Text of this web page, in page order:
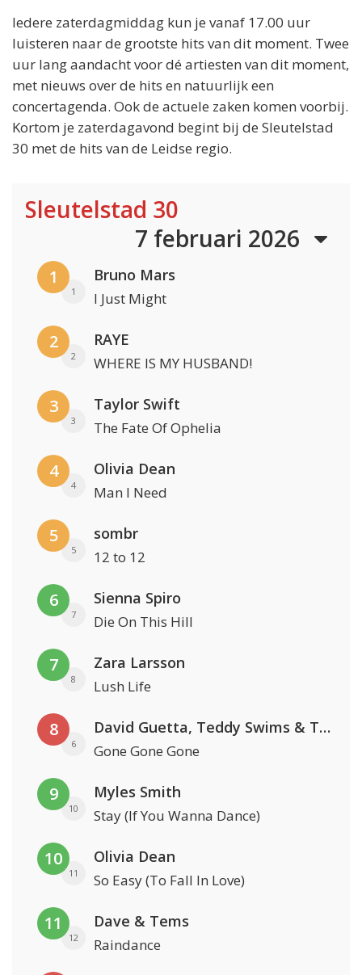
Iedere zaterdagmiddag kun je vanaf 17.00 uur
luisteren naar de grootste hits van dit moment. Twee
uur lang aandacht voor dé artiesten van dit moment,
met nieuws over de hits en natuurlijk een
concertagenda. Ook de actuele zaken komen voorbij.
Kortom je zaterdagavond begint bij de Sleutelstad
30 met de hits van de Leidse regio.
Sleutelstad 30
7 februari 2026
1
1
Bruno Mars
I Just Might
2
2
RAYE
WHERE IS MY HUSBAND!
3
3
Taylor Swift
The Fate Of Ophelia
4
4
Olivia Dean
Man I Need
5
5
sombr
12 to 12
6
7
Sienna Spiro
Die On This Hill
7
8
Zara Larsson
Lush Life
8
6
David Guetta, Teddy Swims & Tones And I
Gone Gone Gone
9
10
Myles Smith
Stay (If You Wanna Dance)
10
11
Olivia Dean
So Easy (To Fall In Love)
11
12
Dave & Tems
Raindance